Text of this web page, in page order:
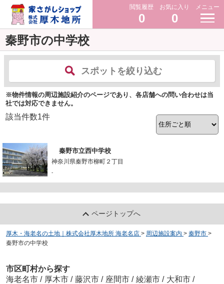
閲覧履歴
0
お気に入り
0
メニュー
秦野市の中学校
スポットを絞り込む
※物件情報の周辺施設紹介のページであり、各店舗への問い合わせは当
社では対応できません。
該当件数1件
秦野市立西中学校
神奈川県秦野市柳町２丁目
-
ページトップへ
厚木・海老名の土地｜株式会社厚木地所 海老名店 > 周辺施設案内 > 秦野市 >
秦野市の中学校
市区町村から探す
海老名市 / 厚木市 / 藤沢市 / 座間市 / 綾瀬市 / 大和市 /